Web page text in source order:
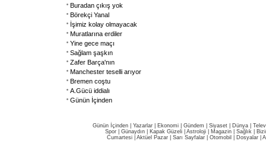
Buradan çıkış yok
Börekçi Yanal
İşimiz kolay olmayacak
Muratlarına erdiler
Yine gece maçı
Sağlam şaşkın
Zafer Barça'nın
Manchester teselli arıyor
Bremen coştu
A.Gücü iddialı
Günün İçinden
Günün İçinden Yazarlar Ekonomi Gündem Siyaset Dünya |
Spor
Günaydın Kapak Güzeli Astroloji Magazin Sağlık
Cumartesi| Aktüel Pazar| Sarı Sayfalar| Otomobil Dosyalar|